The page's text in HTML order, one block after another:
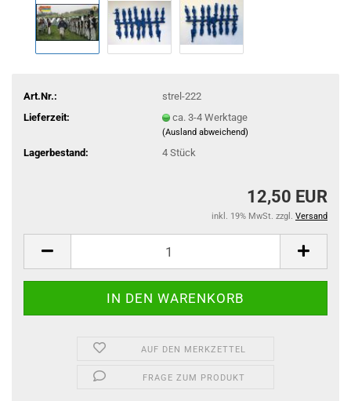
Art.Nr.:
strel-222
Lieferzeit:
ca. 3-4 Werktage
(Ausland abweichend)
Lagerbestand: 4 Stück
12,50 EUR
inkl. 19% MwSt. zzgl. Versand
AUF DEN MERKZETTEL
FRAGE ZUM PRODUKT